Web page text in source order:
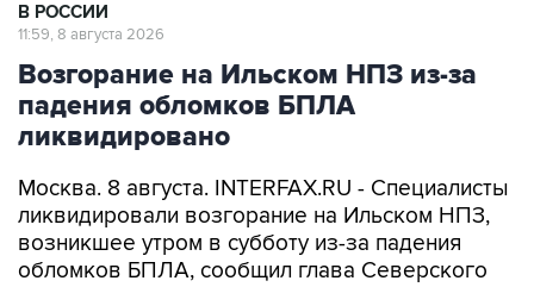
В РОССИИ
11:59, 8 августа 2026
Возгорание на Ильском НПЗ из-за
падения обломков БПЛА
ликвидировано
Москва. 8 августа. INTERFAX.RU - Специалисты
ликвидировали возгорание на Ильском НПЗ,
возникшее утром в субботу из-за падения
обломков БПЛА, сообщил глава Северского